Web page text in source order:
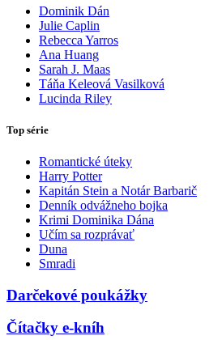
Dominik Dán
Julie Caplin
Rebecca Yarros
Ana Huang
Sarah J. Maas
Táňa Keleová Vasilková
Lucinda Riley
Top série
Romantické úteky
Harry Potter
Kapitán Stein a Notár Barbarič
Denník odvážneho bojka
Krimi Dominika Dána
Učím sa rozprávať
Duna
Smradi
Darčekové poukážky
Čítačky e-kníh